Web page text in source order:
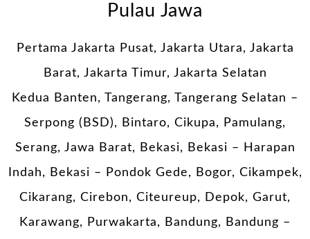
Pulau Jawa
Pertama Jakarta Pusat, Jakarta Utara, Jakarta
Barat, Jakarta Timur, Jakarta Selatan
Kedua Banten, Tangerang, Tangerang Selatan –
Serpong (BSD), Bintaro, Cikupa, Pamulang,
Serang, Jawa Barat, Bekasi, Bekasi – Harapan
Indah, Bekasi – Pondok Gede, Bogor, Cikampek,
Cikarang, Cirebon, Citeureup, Depok, Garut,
Karawang, Purwakarta, Bandung, Bandung –